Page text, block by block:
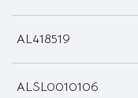
AL418519
ALSL0010106